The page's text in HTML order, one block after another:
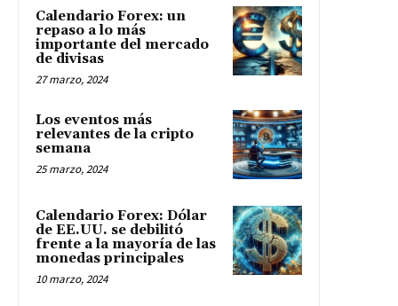
Calendario Forex: un
repaso a lo más
importante del mercado
de divisas
27 marzo, 2024
Los eventos más
relevantes de la cripto
semana
25 marzo, 2024
Calendario Forex: Dólar
de EE.UU. se debilitó
frente a la mayoría de las
monedas principales
10 marzo, 2024